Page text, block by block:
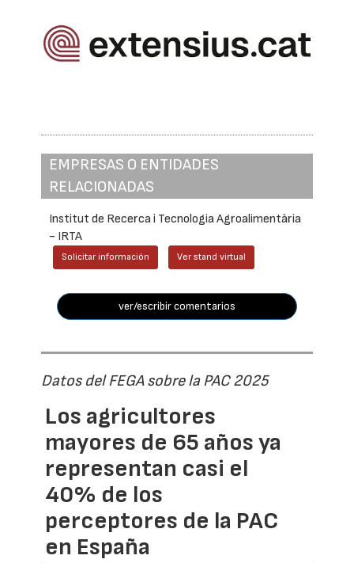
EMPRESAS O ENTIDADES
RELACIONADAS
Institut de Recerca i Tecnologia Agroalimentària
- IRTA
Solicitar información Ver stand virtual
ver/escribir comentarios
Datos del FEGA sobre la PAC 2025
Los agricultores
mayores de 65 años ya
representan casi el
40% de los
perceptores de la PAC
en España